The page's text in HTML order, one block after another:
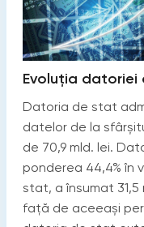
Evoluția
Datoria de stat
datelor de la
de 70,9 mld. lei.
ponderea 44,4% în
stat, a însumat 31,5
față de aceeași